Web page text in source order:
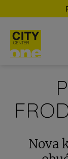
Nova